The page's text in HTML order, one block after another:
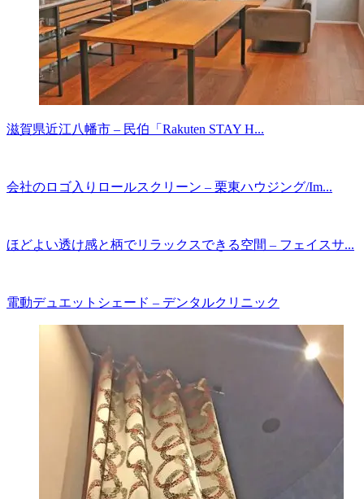
滋賀県近江八幡市 – 民伯「Rakuten STAY H...
会社のロゴ入りロールスクリーン – 栗東ハウジング/Im...
ほどよい透け感と柄でリラックスできる空間 – フェイスサ...
電動デュエットシェード – デンタルクリニック